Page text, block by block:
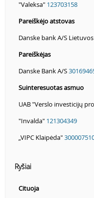
"Valeksa" 123703158
Pareiškėjo atstovas
Danske bank A/S
Pareiškėjas
Danske Bank A/S
Suinteresuotas asmuo
UAB "Verslo investicijų
"Invalda" 121304349
„VIPC Klaipėda"
Ryšiai
Cituoja